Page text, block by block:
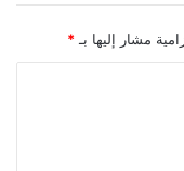
مشار إليها بـ *